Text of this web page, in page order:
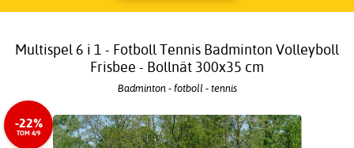
Multispel 6 i 1 - Fotboll Tennis Badminton Volleyboll
Frisbee - Bollnät 300x35 cm
Badminton - fotboll - tennis
-22%
TOM 4/9